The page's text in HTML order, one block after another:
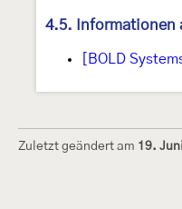
4.5. Informationen
[BOLD
Zuletzt geändert am 19.